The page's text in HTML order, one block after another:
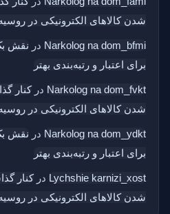
شدن کالاهای الکترونیکی در
Narkolog na dom_bfmi در نقش
برای اعتبار و رتبه‌بندی بهتر
Narkolog na dom_fvkt درکنار
شدن کالاهای الکترونیکی در
Narkolog na dom_ydkt در نقش
برای اعتبار و رتبه‌بندی بهتر
Lychshie karnizi_xost درکنار
شدن کالاهای الکترونیکی در